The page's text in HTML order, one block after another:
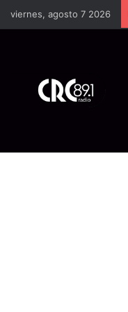
viernes, agosto 7 2026